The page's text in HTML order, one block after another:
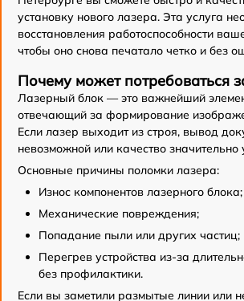
установку нового лазера. Эта услуга
восстановления работоспособности
чтобы оно снова печатало четко и без
Почему может потребоваться
Лазерный блок — это важнейший
отвечающий за формирование
Если лазер выходит из строя, вывод
невозможной или качество значительно
Основные причины поломки лазера:
Износ компонентов лазерного блока;
Механические повреждения;
Попадание пыли или других частиц;
Перегрев устройства из-за
без профилактики.
Если вы заметили размытые линии или